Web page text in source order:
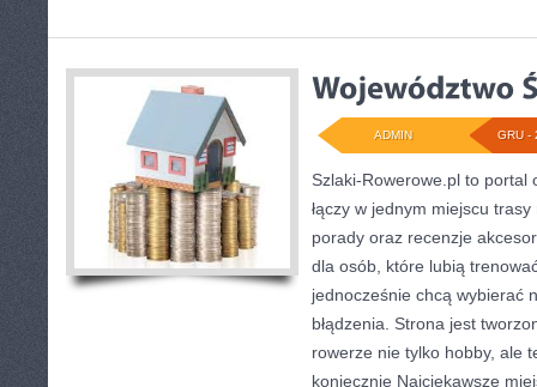
GRU -
ADMIN
Szlaki-Rowerowe.pl to portal
łączy w jednym miejscu
porady oraz recenzje
dla osób, które lubią
jednocześnie chcą wybierać
błądzenia. Strona jest
rowerze nie tylko hobby, ale
koniecznie Najciekawsze